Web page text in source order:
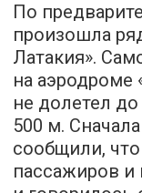
По
произошла
Латакия».
на аэродроме
не долетел
500 м.
сообщили,
пассажиров и